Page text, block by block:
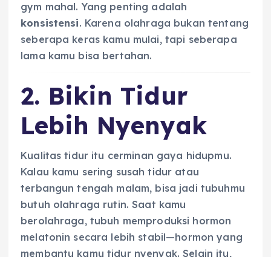
gym mahal. Yang penting adalah
konsistensi. Karena olahraga bukan tentang
seberapa keras kamu mulai, tapi seberapa
lama kamu bisa bertahan.
2. Bikin Tidur
Lebih Nyenyak
Kualitas tidur itu cerminan gaya hidupmu.
Kalau kamu sering susah tidur atau
terbangun tengah malam, bisa jadi tubuhmu
butuh olahraga rutin. Saat kamu
berolahraga, tubuh memproduksi hormon
melatonin secara lebih stabil—hormon yang
membantu kamu tidur nyenyak. Selain itu,